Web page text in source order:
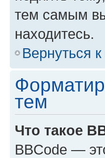
тем самым
находитесь.
Вернуться
тем
Что такое
BBCode —